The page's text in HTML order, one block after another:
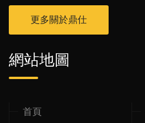
更多關於鼎仕
網站地圖
首頁